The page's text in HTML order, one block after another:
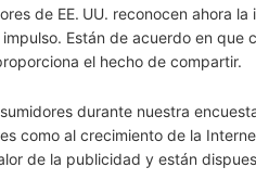
de EE. UU. reconocen ahora
Están de acuerdo en que
el hecho de compartir.
durante nuestra
como al crecimiento de la
de la publicidad y están